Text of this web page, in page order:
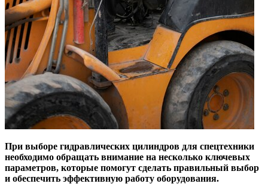
При выборе гидравлических цилиндров для спецтехники
необходимо обращать внимание на несколько ключевых
параметров, которые помогут сделать правильный выбор
и обеспечить эффективную работу оборудования.